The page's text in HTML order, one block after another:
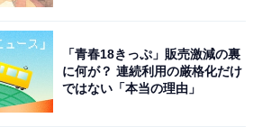
「青春18きっぷ」販売激減の裏
に何が？ 連続利用の厳格化だけ
ではない「本当の理由」